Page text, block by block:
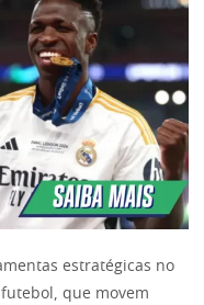
estratégicas no
que movem